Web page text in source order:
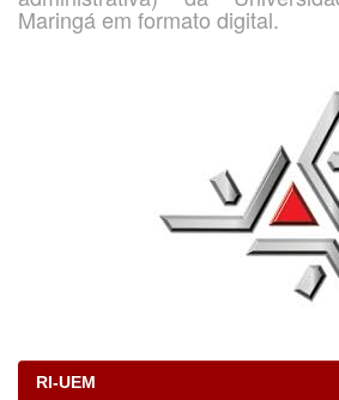
Maringá em formato digital.
RI-UEM